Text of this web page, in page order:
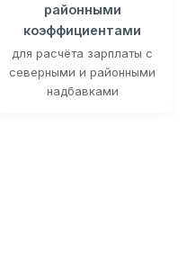
районными
коэффициентами
для расчёта зарплаты с
северными и районными
надбавками